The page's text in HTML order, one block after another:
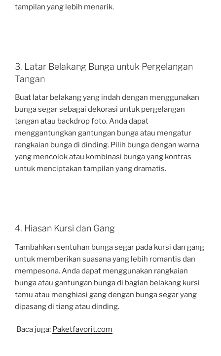
tampilan yang lebih menarik.
3. Latar Belakang Bunga untuk Pergelangan
Tangan
Buat latar belakang yang indah dengan menggunakan
bunga segar sebagai dekorasi untuk pergelangan
tangan atau backdrop foto. Anda dapat
menggantungkan gantungan bunga atau mengatur
rangkaian bunga di dinding. Pilih bunga dengan warna
yang mencolok atau kombinasi bunga yang kontras
untuk menciptakan tampilan yang dramatis.
4. Hiasan Kursi dan Gang
Tambahkan sentuhan bunga segar pada kursi dan gang
untuk memberikan suasana yang lebih romantis dan
mempesona. Anda dapat menggunakan rangkaian
bunga atau gantungan bunga di bagian belakang kursi
tamu atau menghiasi gang dengan bunga segar yang
dipasang di tiang atau dinding.
Baca juga: Paketfavorit.com